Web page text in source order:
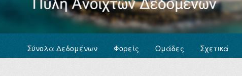
Σύνολα Δεδομένων Φορείς Ομάδες Σχετικά